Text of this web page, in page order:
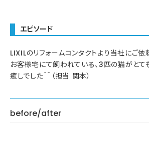
エピソード
LIXILのリフォームコンタクトより当社にご依
お客様宅にて飼われている、3匹の猫がとて
癒しでした＾＾（担当 関本）
before/after